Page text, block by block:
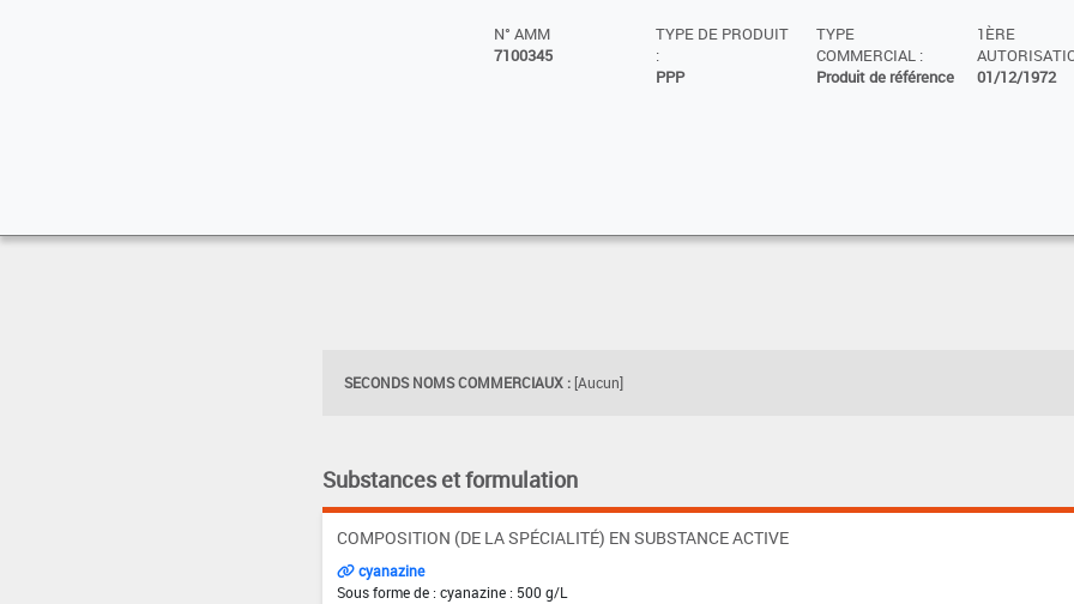
N° AMM
7100345
TYPE DE PRODUIT
:
PPP
TYPE
COMMERCIAL :
Produit de référence
1ÈRE
01/12/1972
SECONDS NOMS COMMERCIAUX : [Aucun]
Substances et formulation
COMPOSITION (DE LA SPÉCIALITÉ) EN SUBSTANCE ACTIVE
cyanazine
Sous forme de : cyanazine : 500 g/L